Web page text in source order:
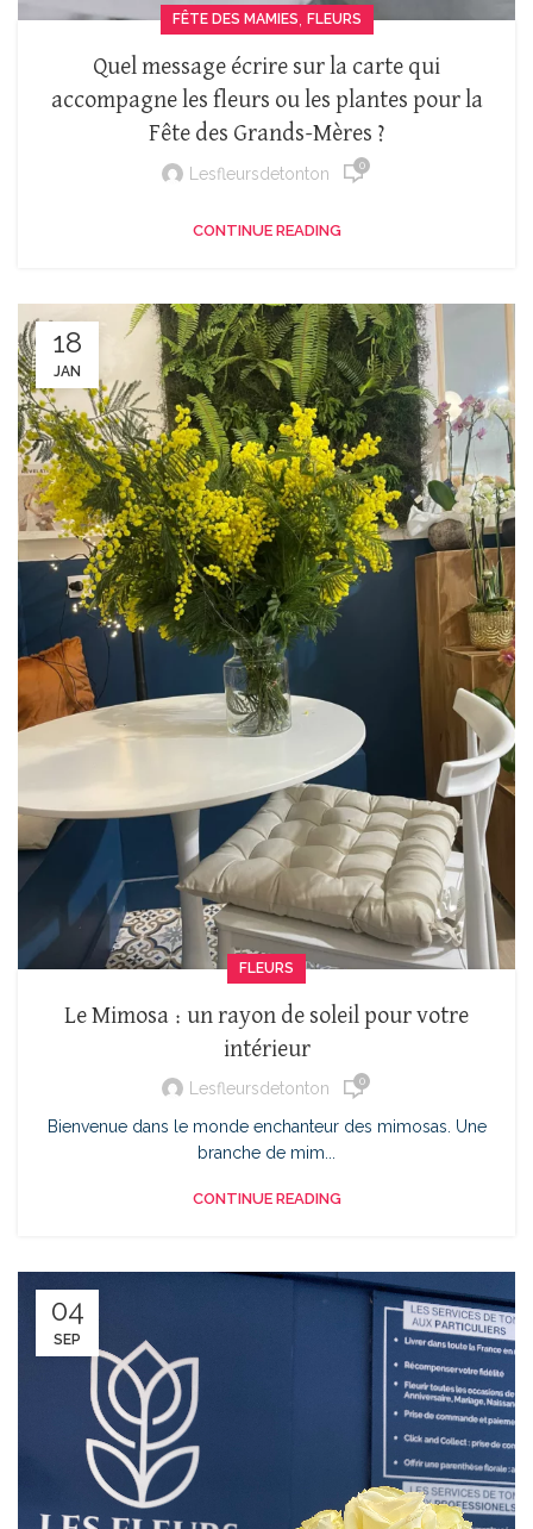
FÊTE DES MAMIES FLEURS
Quel message écrire sur la carte qui
accompagne les fleurs ou les plantes pour la
Fête des Grands-Mères ?
Lesfleursdetonton 0
CONTINUE READING
18
JAN
FLEURS
Le Mimosa : un rayon de soleil pour votre
intérieur
Lesfleursdetonton 0
Bienvenue dans le monde enchanteur des mimosas. Une
branche de mim...
CONTINUE READING
04
SEP